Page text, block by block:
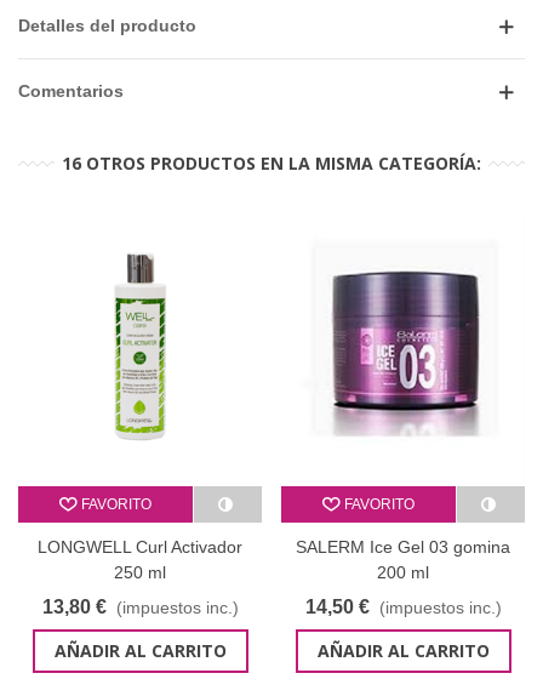
Detalles del producto
Comentarios
16 OTROS PRODUCTOS EN LA MISMA CATEGORÍA:
FAVORITO
LONGWELL Curl Activador
250 ml
13,80 € (impuestos inc.)
AÑADIR AL CARRITO
FAVORITO
SALERM Ice Gel 03 gomina
200 ml
14,50 € (impuestos inc.)
AÑADIR AL CARRITO